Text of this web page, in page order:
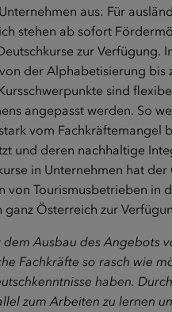
aus: Für
stehen ab sofort
zur Verfügung.
der Alphabetisierung bis
sind
angepasst werden. So
vom Fachkräftemangel
und deren nachhaltige
in Unternehmen hat
Tourismusbetrieben in
Österreich zur
dem Ausbau des Angebots
Fachkräfte so rasch wie
haben.
zum Arbeiten zu lernen